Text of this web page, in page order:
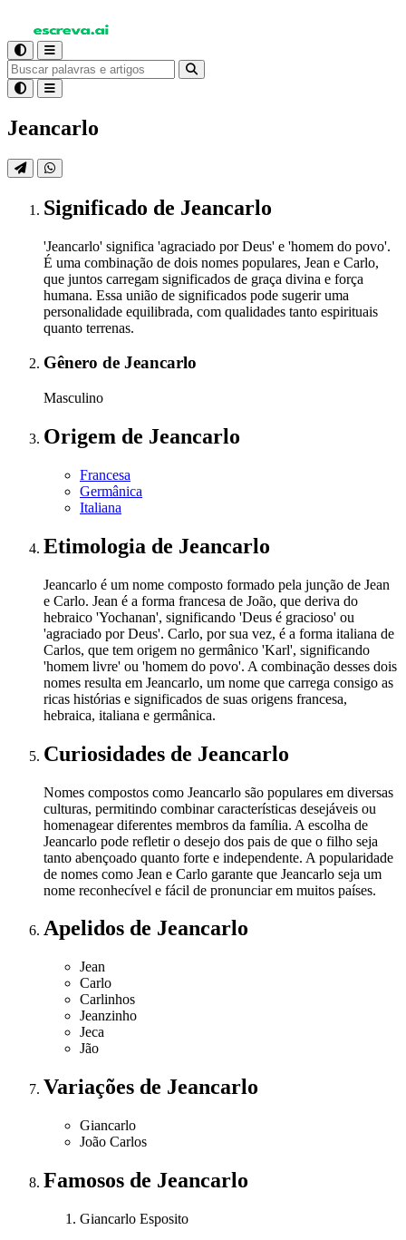
Jeancarlo
Significado de Jeancarlo
'Jeancarlo' significa 'agraciado por Deus' e 'homem do povo'.
É uma combinação de dois nomes populares, Jean e Carlo,
que juntos carregam significados de graça divina e força
humana. Essa união de significados pode sugerir uma
personalidade equilibrada, com qualidades tanto espirituais
quanto terrenas.
Gênero de Jeancarlo
Masculino
Origem de Jeancarlo
Francesa
Germânica
Italiana
Etimologia de Jeancarlo
Jeancarlo é um nome composto formado pela junção de Jean
e Carlo. Jean é a forma francesa de João, que deriva do
hebraico 'Yochanan', significando 'Deus é gracioso' ou
'agraciado por Deus'. Carlo, por sua vez, é a forma italiana de
Carlos, que tem origem no germânico 'Karl', significando
'homem livre' ou 'homem do povo'. A combinação desses dois
nomes resulta em Jeancarlo, um nome que carrega consigo as
ricas histórias e significados de suas origens francesa,
hebraica, italiana e germânica.
Curiosidades de Jeancarlo
Nomes compostos como Jeancarlo são populares em diversas
culturas, permitindo combinar características desejáveis ou
homenagear diferentes membros da família. A escolha de
Jeancarlo pode refletir o desejo dos pais de que o filho seja
tanto abençoado quanto forte e independente. A popularidade
de nomes como Jean e Carlo garante que Jeancarlo seja um
nome reconhecível e fácil de pronunciar em muitos países.
Apelidos de Jeancarlo
Jean
Carlo
Carlinhos
Jeanzinho
Jeca
Jão
Variações de Jeancarlo
Giancarlo
João Carlos
Famosos de Jeancarlo
Giancarlo Esposito